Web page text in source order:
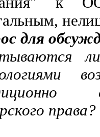
для
права?